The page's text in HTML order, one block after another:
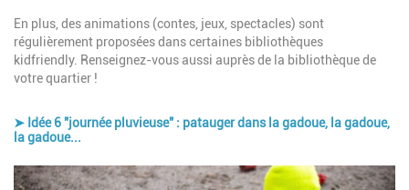
En plus, des animations (contes, jeux, spectacles) sont
régulièrement proposées dans certaines bibliothèques
kidfriendly. Renseignez-vous aussi auprès de la bibliothèque de
votre quartier !
➤ Idée 6 "journée pluvieuse" : patauger dans la gadoue, la gadoue,
la gadoue...
Image